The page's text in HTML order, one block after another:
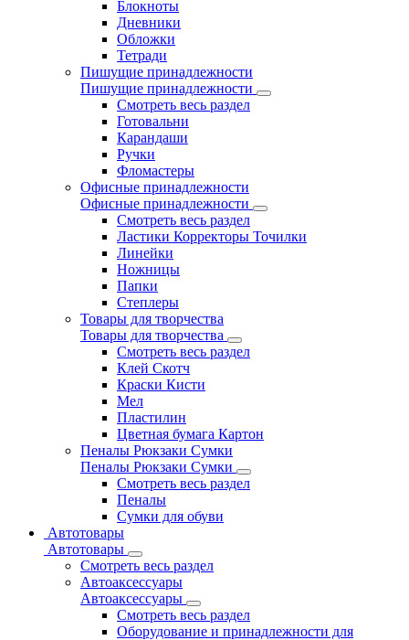
Блокноты
Дневники
Обложки
Тетради
Пишущие принадлежности
Пишущие принадлежности
Смотреть весь раздел
Готовальни
Карандаши
Ручки
Фломастеры
Офисные принадлежности
Офисные принадлежности
Смотреть весь раздел
Ластики Корректоры Точилки
Линейки
Ножницы
Папки
Степлеры
Товары для творчества
Товары для творчества
Смотреть весь раздел
Клей Скотч
Краски Кисти
Мел
Пластилин
Цветная бумага Картон
Пеналы Рюкзаки Сумки
Пеналы Рюкзаки Сумки
Смотреть весь раздел
Пеналы
Сумки для обуви
Автотовары
Автотовары
Смотреть весь раздел
Автоаксессуары
Автоаксессуары
Смотреть весь раздел
Оборудование и принадлежности для